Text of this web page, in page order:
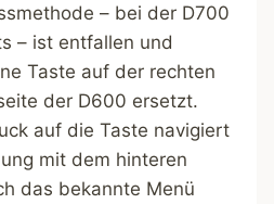
– bei der D700
– ist entfallen und
Taste auf der rechten
der D600 ersetzt.
auf die Taste navigiert
mit dem hinteren
das bekannte Menü